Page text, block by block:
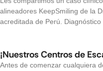
alineadores KeepSmiling de la
acreditada de Perú.
¡Nuestros Centros de
Antes de comenzar cualquiera